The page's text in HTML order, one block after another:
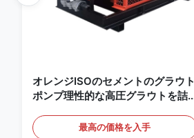
オレンジISOのセメントのグラウト
ポンプ理性的な高圧グラウトを詰
最高の価格を入手